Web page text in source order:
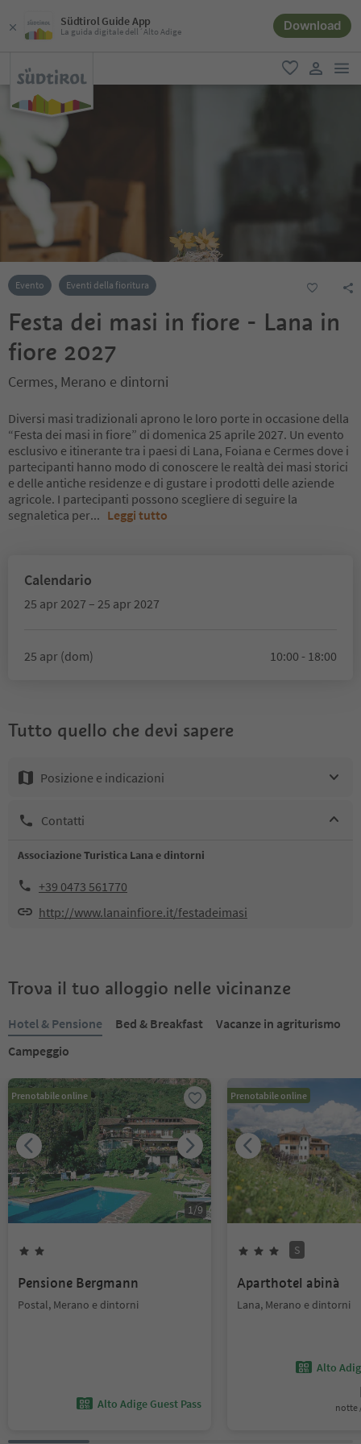
Südtirol Guide App
La guida digitale dell´Alto Adige Download
favoriti
user link
Evento Eventi della fioritura
Festa dei masi in fiore - Lana in
fiore 2027
Cermes, Merano e dintorni
Diversi masi tradizionali aprono le loro porte in occasione della
“Festa dei masi in fiore” di domenica 25 aprile 2027. Un evento
esclusivo e itinerante tra i paesi di Lana, Foiana e Cermes dove i
partecipanti hanno modo di conoscere le realtà dei masi storici
e delle antiche residenze e di gustare i prodotti delle aziende
agricole. I partecipanti possono scegliere di seguire la
segnaletica per... Leggi tutto
Calendario
25 apr 2027 – 25 apr 2027
25 apr (dom) 10:00 - 18:00
Tutto quello che devi sapere
Posizione e indicazioni
Contatti
Associazione Turistica Lana e dintorni
+39 0473 561770
http://www.lanainfiore.it/festadeimasi
Trova il tuo alloggio nelle vicinanze
Hotel & Pensione Bed & Breakfast
Vacanze in agriturismo
Campeggio
Prenotabile online
1/9
Pensione Bergmann
Postal, Merano e dintorni
Alto Adige Guest Pass
Prenotabile online
S
Aparthotel abinà
Lana, Merano e dintorni
Alto
notte